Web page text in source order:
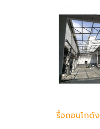
รื้อถอนโกดัง